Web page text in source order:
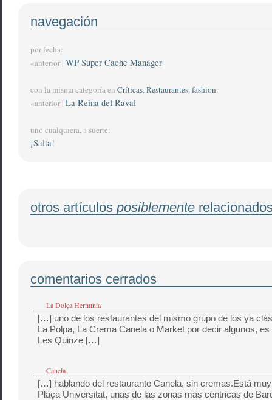
navegación
por fecha:
«anterior | WP Super Cache Manager
con la misma categoría en Críticas,Restaurantes,fashion:
«anterior | La Reina del Raval
uno cualquiera, a suerte:
¡Salta!
otros artículos posiblemente
comentarios cerrados
La Dolça Hermínia
[…] uno de los restaurantes del mismo grupo de los ya
La Polpa, La Crema Canela o Market por decir algunos,
Les Quinze […]
Canela
[…] hablando del restaurante Canela, sin cremas.Está
Plaça Universitat, unas de las zonas mas céntricas de